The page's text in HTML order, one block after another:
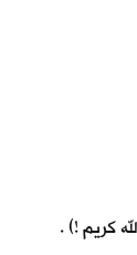
كريم !) .